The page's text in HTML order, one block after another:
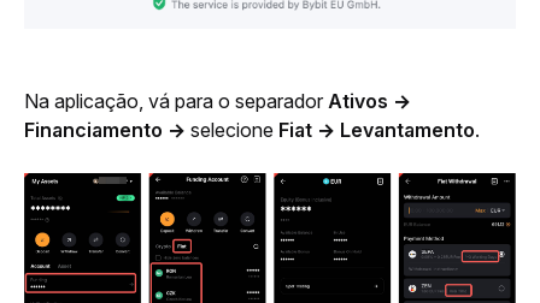
Na aplicação, vá para o separador Ativos →
Financiamento → selecione Fiat → Levantamento.